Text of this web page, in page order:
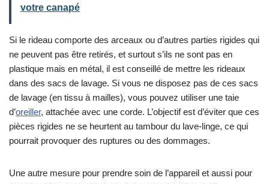
votre canapé
Si le rideau comporte des arceaux ou d’autres parties rigides qui
ne peuvent pas être retirés, et surtout s’ils ne sont pas en
plastique mais en métal, il est conseillé de mettre les rideaux
dans des sacs de lavage. Si vous ne disposez pas de ces sacs
de lavage (en tissu à mailles), vous pouvez utiliser une taie
d’oreiller, attachée avec une corde. L’objectif est d’éviter que ces
pièces rigides ne se heurtent au tambour du lave-linge, ce qui
pourrait provoquer des ruptures ou des dommages.
Une autre mesure pour prendre soin de l’appareil et aussi pour